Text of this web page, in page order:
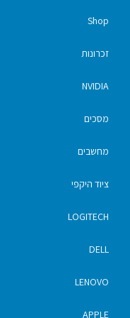
Shop
זכרונות
NVIDIA
מסכים
מחשבים
ציוד היקפי
LOGITECH
DELL
LENOVO
APPLE